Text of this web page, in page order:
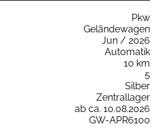
Pkw
Geländewagen
Jun / 2026
Automatik
10 km
5
Silber
Zentrallager
ab ca. 10.08.2026
GW-APR6100